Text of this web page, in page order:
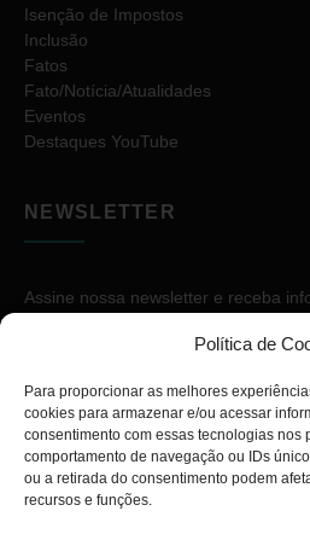
Política de
Para proporcionar as melhores
cookies para armazenar e/ou acessar
consentimento com essas tecnologias nos
comportamento de navegação ou IDs
ou a retirada do consentimento podem
recursos e funções.
Isenção de Impostos
Inclusão
Fatos
Fato/Notícia/Atualidades
Eventos
Destaques YouTube
NEWSLETTER
Assine nossa newsletter e receba